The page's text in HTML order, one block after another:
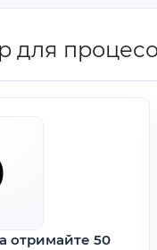
для
отримайте 50